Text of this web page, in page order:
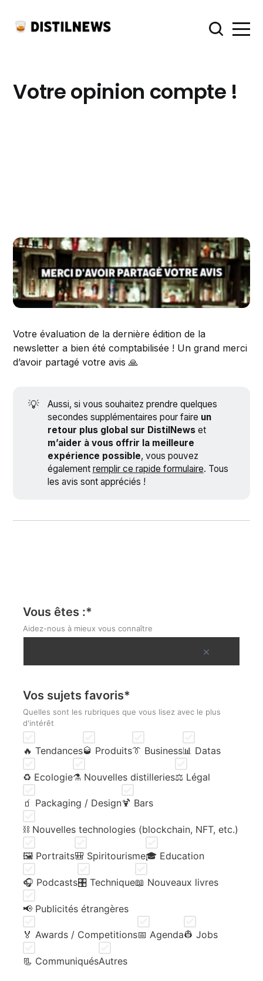
Votre opinion compte !
Votre évaluation de la dernière édition de la
newsletter a bien été comptabilisée ! Un grand merci
d’avoir partagé votre avis 🙏
💡
Aussi, si vous souhaitez prendre quelques
secondes supplémentaires pour faire un
retour plus global sur DistilNewset
m’aider à vous offrir la meilleure
expérience possible, vous pouvez
également remplir ce rapide formulaire. Tous
les avis sont appréciés !
Vous êtes :*
Aidez-nous à mieux vous connaître
Vos sujets favoris*
Quelles sont les rubriques que vous lisez avec le plus
d'intérêt
🔥 Tendances🥃 Produits👔 Business📊 Datas
♻️ Ecologie⚗️ Nouvelles distilleries⚖️ Légal
🧃 Packaging / Design🍹 Bars
⛓️ Nouvelles technologies (blockchain, NFT, etc.)
🖼️ Portraits🎒 Spiritourisme🎓 Education
🎧 Podcasts🎛️ Technique📖 Nouveaux livres
📢 Publicités étrangères
🏅 Awards / Competitions📅 Agenda👷 Jobs
📃 CommuniquésAutres